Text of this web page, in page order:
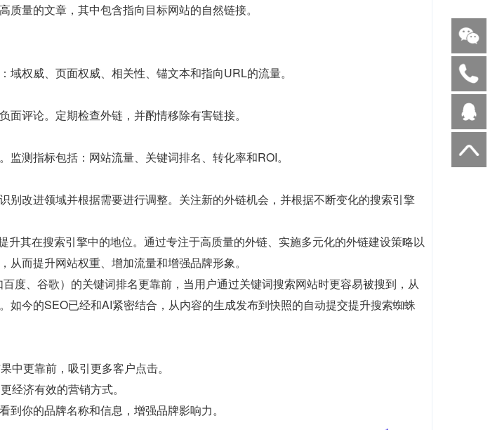
量的文章，其中包含指向目标网站的自然链接。
权威、页面权威、相关性、锚文本和指向URL的流量。
评论。定期检查外链，并酌情移除有害链接。
测指标包括：网站流量、关键词排名、转化率和ROI。
别改进领域并根据需要进行调整。关注新的外链机会，并根据不断变化的搜索引擎
其在搜索引擎中的地位。通过专注于高质量的外链、实施多元化的外链建设策略以
而提升网站权重、增加流量和增强品牌形象。
度、谷歌）的关键词排名更靠前，当用户通过关键词搜索网站时更容易被搜到，从
如今的SEO已经和AI紧密结合，从内容的生成发布到快照的自动提交提升搜索蜘蛛
中更靠前，吸引更多客户点击。
经济有效的营销方式。
到你的品牌名称和信息，增强品牌影响力。